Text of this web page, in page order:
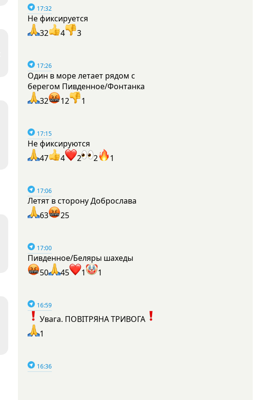
17:32
Не фиксируется
32
4 3
17:26
Один в море летает рядом с
берегом Пивденное/Фонтанка
32
12 1
17:15
Не фиксируются
47
4 2 2 1
17:06
Летят в сторону Доброслава
63
25
17:00
Пивденное/Беляры шахеды
50
45 1 1
16:59
Увага. ПОВІТРЯНА ТРИВОГА
1
16:36